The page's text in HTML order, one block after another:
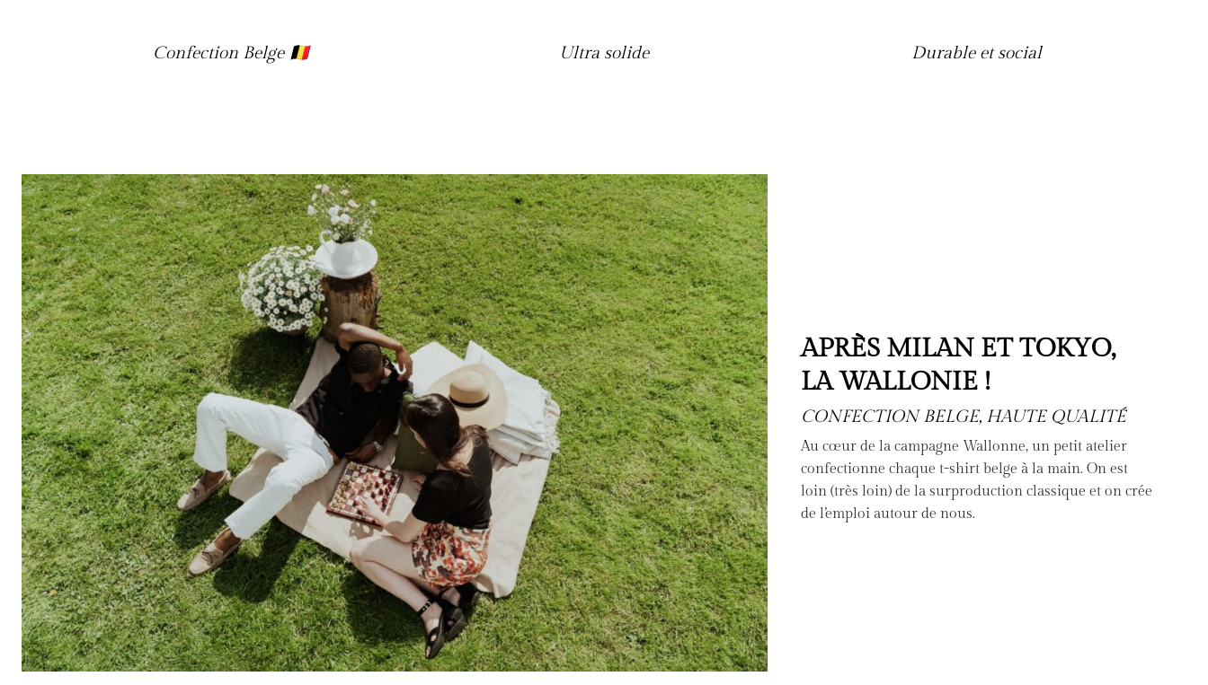
Confection Belge 🇧🇪 Ultra solide Durable et social
APRÈS MILAN ET TOKYO,
LA WALLONIE !
CONFECTION BELGE, HAUTE QUALITÉ
Au cœur de la campagne Wallonne, un petit atelier
confectionne chaque t-shirt belge à la main. On est
loin (très loin) de la surproduction classique et on crée
de l’emploi autour de nous.